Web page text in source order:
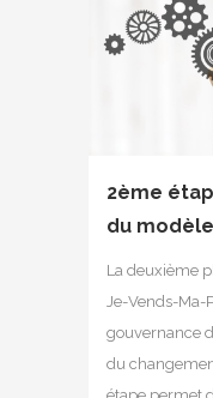
2ème
du
La deuxième
Je-Vends-Ma-
gouvernance
du